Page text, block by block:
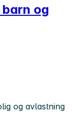
og
og avlastning